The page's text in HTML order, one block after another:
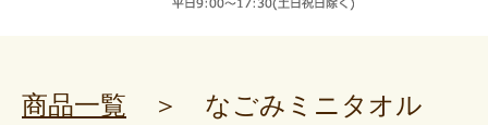
商品一覧 ＞ なごみミニタオル